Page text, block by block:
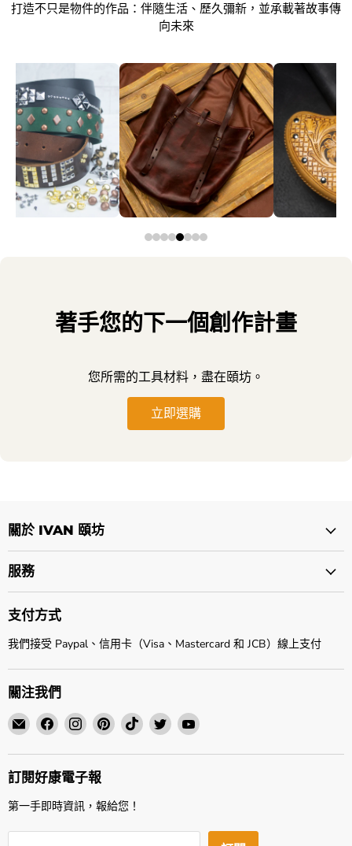
打造不只是物件的作品：伴隨生活、歷久彌新，並承載著故事傳
向未來
著手您的下一個創作計畫
您所需的工具材料，盡在頤坊。
立即選購
關於 IVAN 頤坊
服務
支付方式
我們接受 Paypal、信用卡（Visa、Mastercard 和 JCB）線上支付
關注我們
Email
坊
企
有
Find
on
Facebook
Find
on
Instagram
Find
on
Find
on
Find
on
Find
on
訂閱好康電子報
第一手即時資訊，報給您！